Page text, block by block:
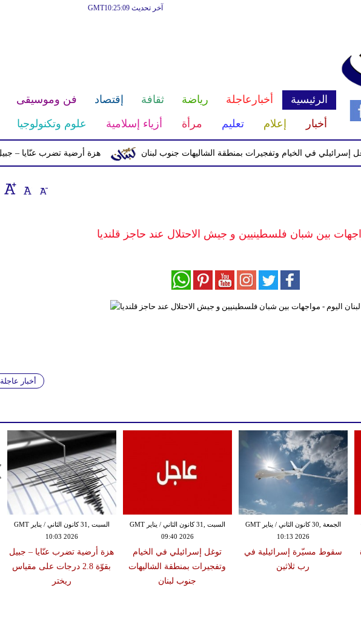
آخر تحديث GMT10:25:09
الرئيسية أخبارعاجلة رياضة ثقافة إقتصاد فن وموسيقى
أخبار
إعلام تعليم مرأة أزياء إسلامية علوم وتكنولوجيا
هزة أرضية تضرب عنّايا – جبيل بقوّة 2.8 درجات على مقياس ريختر في الخيام وتفجيرات بمنطقة الشاليهات جنوب لبنان
بين شبان فلسطينيين و جيش الاحتلال عند حاجز قلنديا
أخبار عاجلة
السبت ,31 كانون الثاني / يناير GMT
10:03 2026
هزة أرضية تضرب عنّايا – جبيل
بقوّة 2.8 درجات على مقياس
ريختر
السبت ,31 كانون الثاني / يناير GMT
09:40 2026
توغل إسرائيلي في الخيام
وتفجيرات بمنطقة الشاليهات
جنوب لبنان
الجمعة ,30 كانون الثاني / يناير GMT
10:13 2026
سقوط مسيّرة إسرائيلية في
رب ثلاثين